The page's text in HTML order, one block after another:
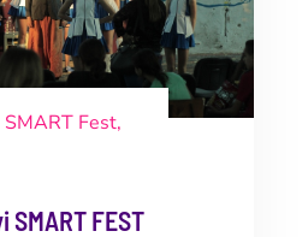
FEST
SMART Fest,